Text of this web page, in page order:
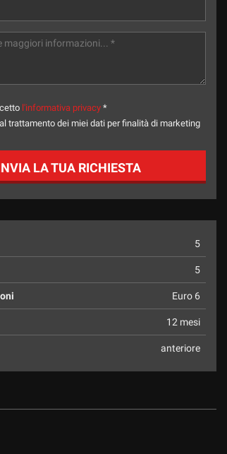
l'informativa privacy *
trattamento dei miei dati per finalità di marketing
LA TUA RICHIESTA
5
5
Euro 6
12 mesi
anteriore